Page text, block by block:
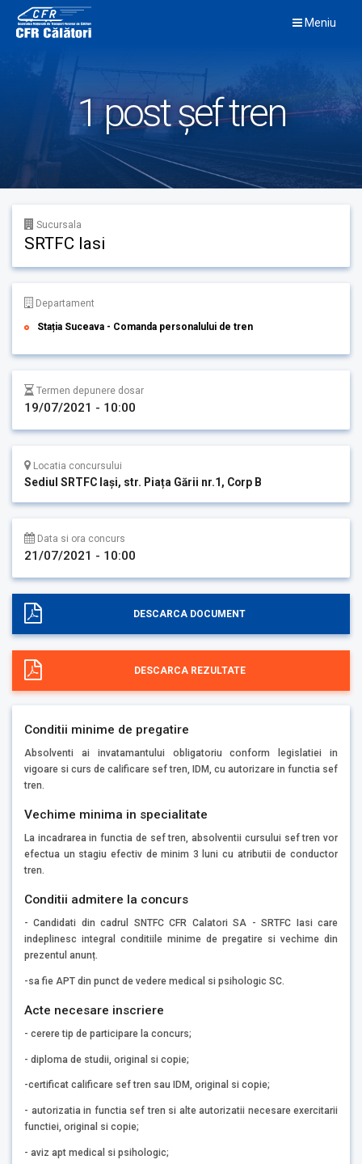
content
Meniu
1 post șef tren
Sucursala
SRTFC Iasi
Departament
Stația Suceava - Comanda personalului de tren
Termen depunere dosar
19/07/2021 - 10:00
Locatia concursului
Sediul SRTFC Iași, str. Piața Gării nr.1, Corp B
Data si ora concurs
21/07/2021 - 10:00
DESCARCA DOCUMENT
DESCARCA REZULTATE
Conditii minime de pregatire
Absolventi ai invatamantului obligatoriu conform legislatiei in
vigoare si curs de calificare sef tren, IDM, cu autorizare in functia sef
tren.
Vechime minima in specialitate
La incadrarea in functia de sef tren, absolventii cursului sef tren vor
efectua un stagiu efectiv de minim 3 luni cu atributii de conductor
tren.
Conditii admitere la concurs
- Candidati din cadrul SNTFC CFR Calatori SA - SRTFC Iasi care
indeplinesc integral conditiile minime de pregatire si vechime din
prezentul anunț.
-sa fie APT din punct de vedere medical si psihologic SC.
Acte necesare inscriere
- cerere tip de participare la concurs;
- diploma de studii, original si copie;
-certificat calificare sef tren sau IDM, original si copie;
- autorizatia in functia sef tren si alte autorizatii necesare exercitarii
functiei, original si copie;
- aviz apt medical si psihologic;